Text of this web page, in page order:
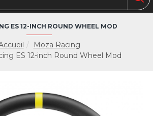
Moza Racing
ES 12-inch Round Wheel Mod
ES 12-INCH ROUND WHEEL MOD